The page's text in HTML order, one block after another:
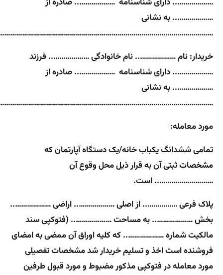
……………….. به نشانی
خریدار: نام ……………….. نام خانوادگی ……………….. فرزند
……………….. دارای شناسنامه ……………….. صادره از
……………….. به نشانی
مورد معامله:
تمامی ششدانگ یکباب خانه/یک دستگاه آپارتمان که
مشخصات ثبتی آن به قرار ذیل محل وقوع آن
……………………….. است.
پلاک فرعی …………….. از اصلی ……………….. اراضی ………………..
بخش ……………….. به مساحت ……………….. (فتوکپی سند
مالکیت شماره ……………….. که کلیه اوراق آن ممضی به امضای
فروشنده است اخذ و تسلیم خریدار شد مشخصات تفصیلی
مورد معامله در فتوکپی مذکور مضبوط و مورد قبول طرفین